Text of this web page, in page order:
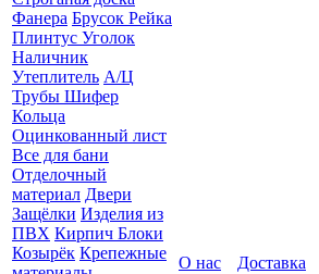
Фанера Брусок Рейка
Плинтус Уголок
Наличник
Утеплитель А/Ц
Трубы Шифер
Кольца
Оцинкованный лист
Все для бани
Отделочный
материал Двери
Защёлки Изделия из
ПВХ Кирпич Блоки
Козырёк Крепежные
О нас Доставка